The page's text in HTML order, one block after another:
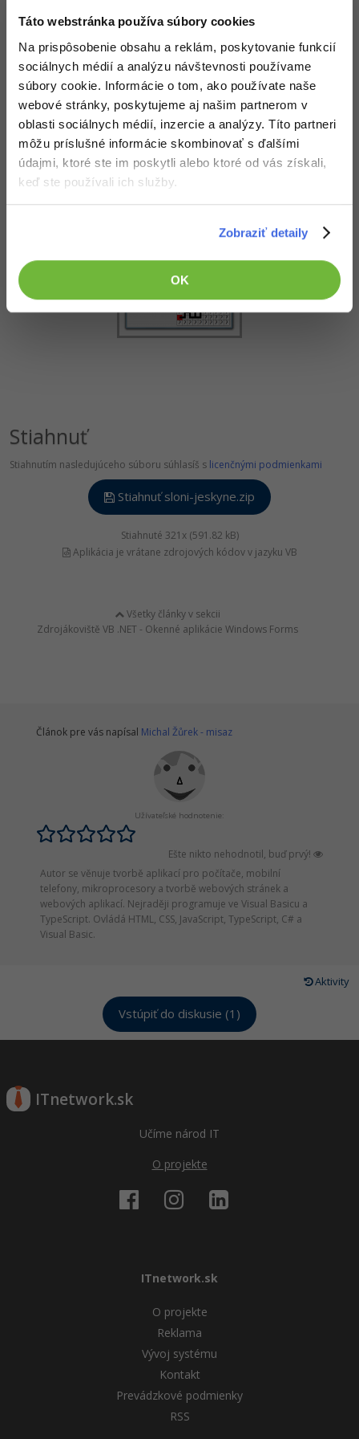
Táto webstránka používa súbory cookies
Na prispôsobenie obsahu a reklám, poskytovanie funkcií
sociálnych médií a analýzu návštevnosti používame
súbory cookie. Informácie o tom, ako používate naše
webové stránky, poskytujeme aj našim partnerom v
oblasti sociálnych médií, inzercie a analýzy. Títo partneri
môžu príslušné informácie skombinovať s ďalšími
údajmi, ktoré ste im poskytli alebo ktoré od vás získali,
keď ste používali ich služby.
Zobraziť detaily
OK
Elektronický podpis
Windows
Fórum
Stiahnuť
Stiahnutím nasledujúceho súboru súhlasíš s licenčnými podmienkami
Stiahnuť sloni-jeskyne.zip
Stiahnuté 321x (591.82 kB)
Aplikácia je vrátane zdrojových kódov v jazyku VB
Všetky články v sekcii
Zdrojákoviště VB .NET - Okenné aplikácie Windows Forms
Článok pre vás napísal Michal Žůrek - misaz
Užívateľské hodnotenie:
Ešte nikto nehodnotil, buď prvý!
Autor se věnuje tvorbě aplikací pro počítače, mobilní
telefony, mikroprocesory a tvorbě webových stránek a
webových aplikací. Nejraději programuje ve Visual Basicu a
TypeScript. Ovládá HTML, CSS, JavaScript, TypeScript, C# a
Visual Basic.
Aktivity
Vstúpiť do diskusie (1)
ITnetwork.sk
Učíme národ IT
O projekte
ITnetwork.sk
O projekte
Reklama
Vývoj systému
Kontakt
Prevádzkové podmienky
RSS